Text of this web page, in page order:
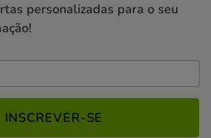
personalizadas para o seu
INSCREVER-SE